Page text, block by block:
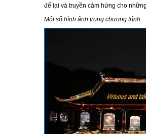
để lại và truyền cảm hứng cho
Một số hình ảnh trong chương trình: